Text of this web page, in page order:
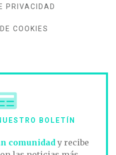
PRIVACIDAD
COOKIES
BOLETÍN
comunidad y recibe